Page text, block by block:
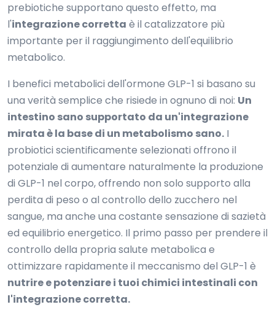
prebiotiche supportano questo effetto, ma
l'integrazione corretta è il catalizzatore più
importante per il raggiungimento dell'equilibrio
metabolico.
I benefici metabolici dell'ormone GLP-1 si basano su
una verità semplice che risiede in ognuno di noi: Un
intestino sano supportato da un'integrazione
mirata è la base di un metabolismo sano. I
probiotici scientificamente selezionati offrono il
potenziale di aumentare naturalmente la produzione
di GLP-1 nel corpo, offrendo non solo supporto alla
perdita di peso o al controllo dello zucchero nel
sangue, ma anche una costante sensazione di sazietà
ed equilibrio energetico. Il primo passo per prendere il
controllo della propria salute metabolica e
ottimizzare rapidamente il meccanismo del GLP-1 è
nutrire e potenziare i tuoi chimici intestinali con
l'integrazione corretta.